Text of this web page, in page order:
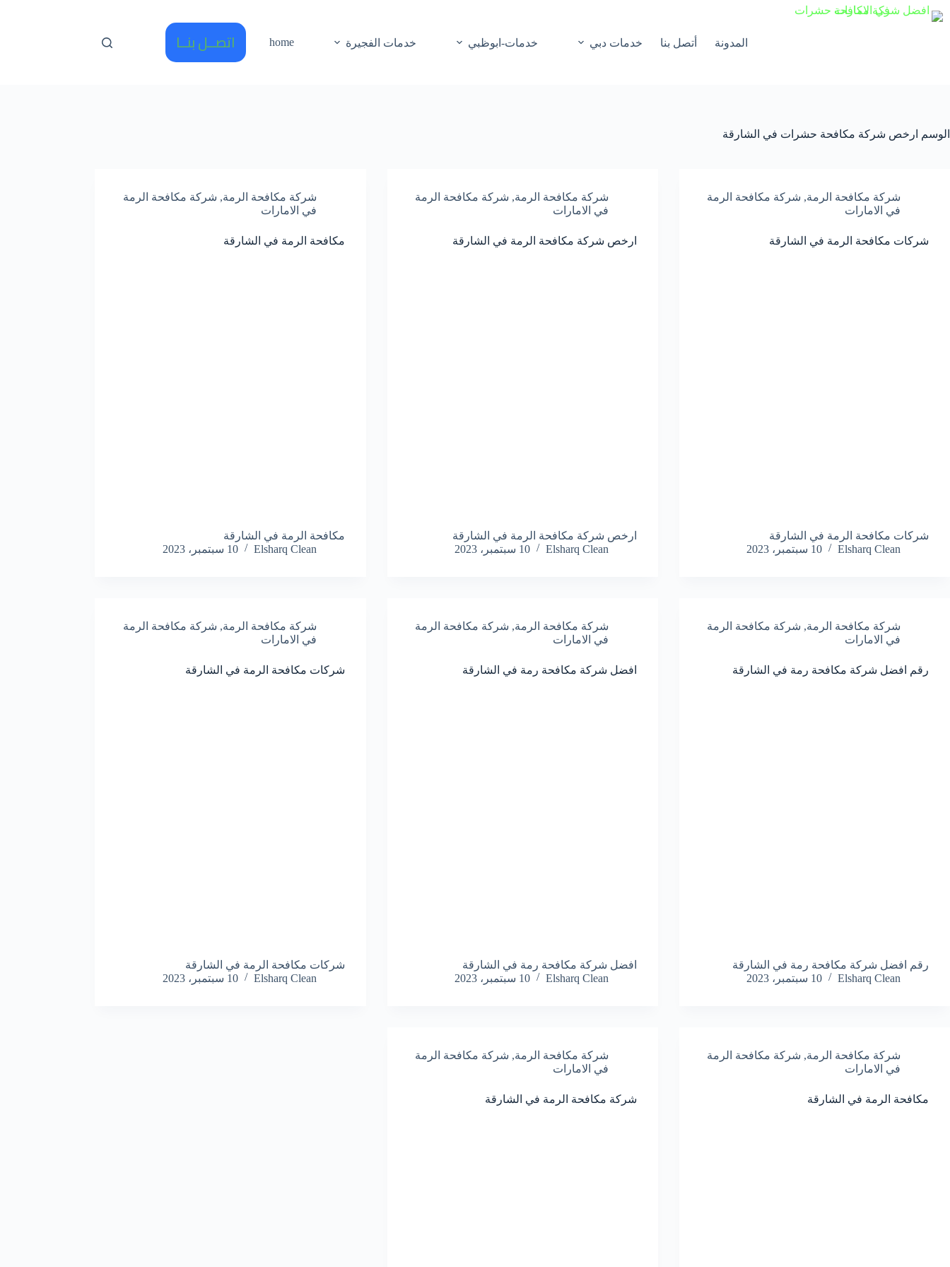
التجاوز
إلى
المدونة أتصل بنا خدمات دبي خدمات-ابوظبي خدمات الفجيرة home اتصــل بنــا
الوسم ارخص شركة مكافحة حشرات في الشارقة
شركة مكافحة الرمة, شركة مكافحة الرمة
في الامارات
شركات مكافحة الرمة في الشارقة
شركات مكافحة الرمة في الشارقة
Elsharq Clean
10 سبتمبر، 2023
شركة مكافحة الرمة, شركة مكافحة الرمة
في الامارات
ارخص شركة مكافحة الرمة في الشارقة
ارخص شركة مكافحة الرمة في الشارقة
Elsharq Clean
10 سبتمبر، 2023
شركة مكافحة الرمة, شركة مكافحة الرمة
في الامارات
مكافحة الرمة في الشارقة
مكافحة الرمة في الشارقة
Elsharq Clean
10 سبتمبر، 2023
شركة مكافحة الرمة, شركة مكافحة الرمة
في الامارات
رقم افضل شركة مكافحة رمة في الشارقة
رقم افضل شركة مكافحة رمة في الشارقة
Elsharq Clean
10 سبتمبر، 2023
شركة مكافحة الرمة, شركة مكافحة الرمة
في الامارات
افضل شركة مكافحة رمة في الشارقة
افضل شركة مكافحة رمة في الشارقة
Elsharq Clean
10 سبتمبر، 2023
شركة مكافحة الرمة, شركة مكافحة الرمة
في الامارات
شركات مكافحة الرمة في الشارقة
شركات مكافحة الرمة في الشارقة
Elsharq Clean
10 سبتمبر، 2023
شركة مكافحة الرمة, شركة مكافحة الرمة
في الامارات
مكافحة الرمة في الشارقة
شركة مكافحة الرمة, شركة مكافحة الرمة
في الامارات
شركة مكافحة الرمة في الشارقة